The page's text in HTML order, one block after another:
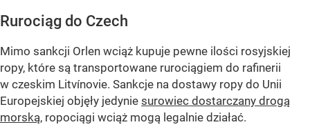
Rurociąg do Czech
Mimo sankcji Orlen wciąż kupuje pewne ilości rosyjskiej
ropy, które są transportowane rurociągiem do rafinerii
w czeskim Litvínovie. Sankcje na dostawy ropy do Unii
Europejskiej objęły jedynie surowiec dostarczany drogą
morską, ropociągi wciąż mogą legalnie działać.